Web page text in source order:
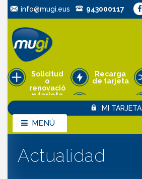
info@mugi.eus 943000117
MENÚ
Solicitud
o
renovació
n tarjeta
Recarga
de tarjeta
Anulación
MI TARJETA
MENÚ
Actualidad